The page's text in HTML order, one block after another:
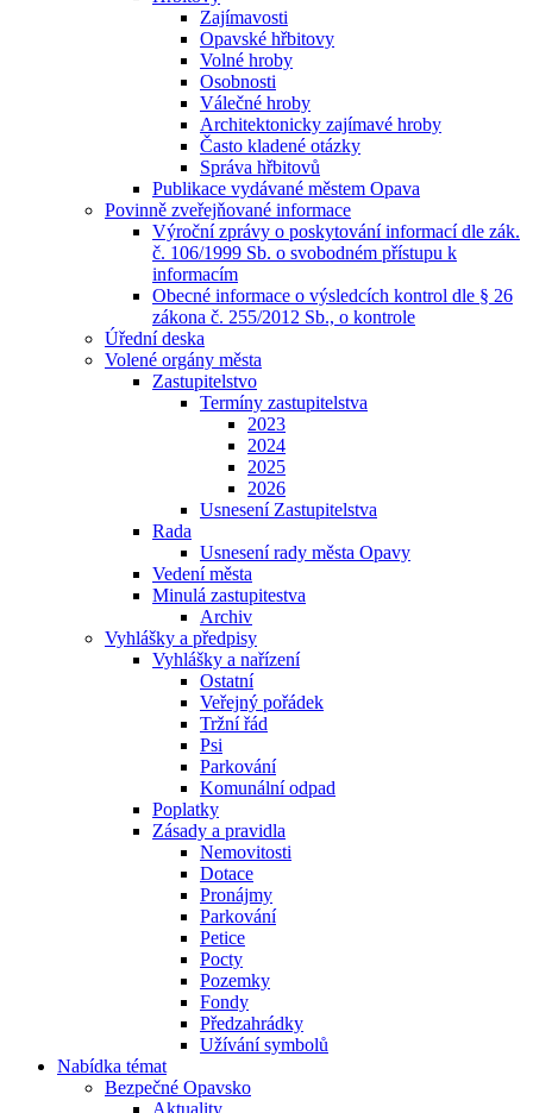
Zajímavosti
Opavské hřbitovy
Volné hroby
Osobnosti
Válečné hroby
Architektonicky zajímavé hroby
Často kladené otázky
Správa hřbitovů
Publikace vydávané městem Opava
Povinně zveřejňované informace
Výroční zprávy o poskytování informací dle zák.
č. 106/1999 Sb. o svobodném přístupu k
informacím
Obecné informace o výsledcích kontrol dle § 26
zákona č. 255/2012 Sb., o kontrole
Úřední deska
Volené orgány města
Zastupitelstvo
Termíny zastupitelstva
2023
2024
2025
2026
Usnesení Zastupitelstva
Rada
Usnesení rady města Opavy
Vedení města
Minulá zastupitestva
Archiv
Vyhlášky a předpisy
Vyhlášky a nařízení
Ostatní
Veřejný pořádek
Tržní řád
Psi
Parkování
Komunální odpad
Poplatky
Zásady a pravidla
Nemovitosti
Dotace
Pronájmy
Parkování
Petice
Pocty
Pozemky
Fondy
Předzahrádky
Užívání symbolů
Nabídka témat
Bezpečné Opavsko